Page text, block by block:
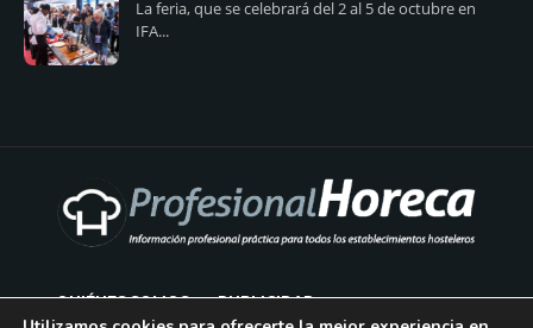
La feria, que se celebrará del 2 al 5 de octubre en
IFA...
QUIÉNES SOMOS PUBLICIDAD